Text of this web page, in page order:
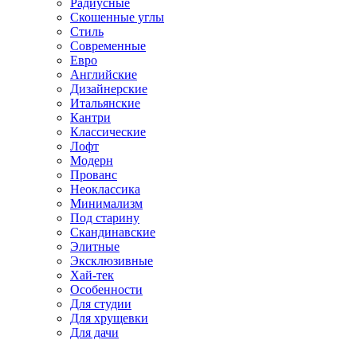
Радиусные
Скошенные углы
Стиль
Современные
Евро
Английские
Дизайнерские
Итальянские
Кантри
Классические
Лофт
Модерн
Прованс
Неоклассика
Минимализм
Под старину
Скандинавские
Элитные
Эксклюзивные
Хай-тек
Особенности
Для студии
Для хрущевки
Для дачи